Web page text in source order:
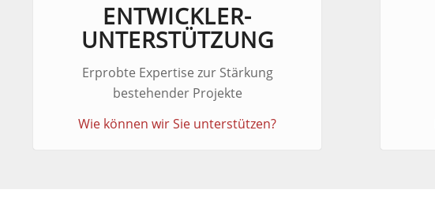
ENTWICKLER-
UNTERSTÜTZUNG
Erprobte Expertise zur Stärkung
bestehender Projekte
Wie können wir Sie unterstützen?